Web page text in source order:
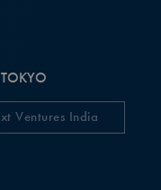
Ventures India